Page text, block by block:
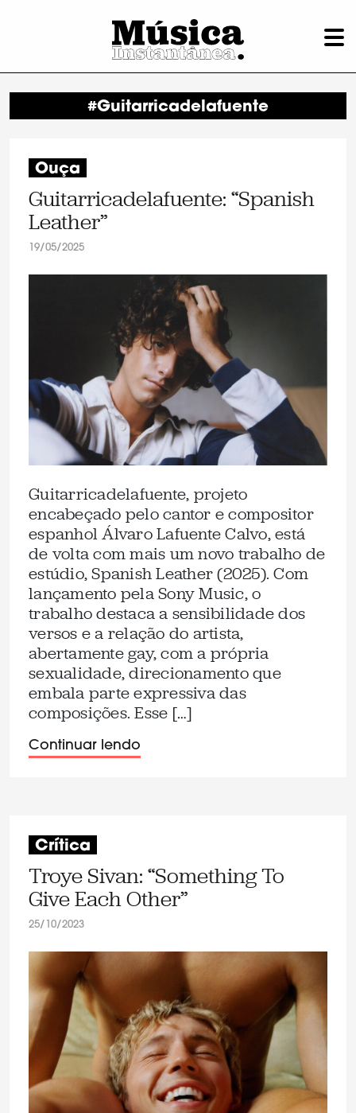
#Guitarricadelafuente
Ouça
Guitarricadelafuente: “Spanish
Leather”
19/05/2025
Guitarricadelafuente, projeto
encabeçado pelo cantor e compositor
espanhol Álvaro Lafuente Calvo, está
de volta com mais um novo trabalho de
estúdio, Spanish Leather (2025). Com
lançamento pela Sony Music, o
trabalho destaca a sensibilidade dos
versos e a relação do artista,
abertamente gay, com a própria
sexualidade, direcionamento que
embala parte expressiva das
composições. Esse […]
Continuar lendo
Crítica
Troye Sivan: “Something To
Give Each Other”
25/10/2023